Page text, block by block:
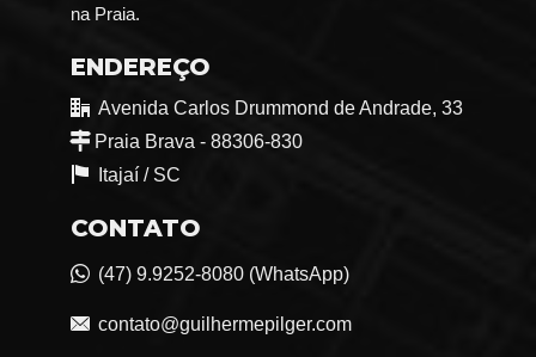
na Praia.
ENDEREÇO
Avenida Carlos Drummond de Andrade, 33
Praia Brava - 88306-830
Itajaí / SC
CONTATO
(47) 9.9252-8080 (WhatsApp)
contato@guilhermepilger.com